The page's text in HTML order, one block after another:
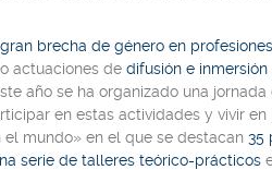
gran brecha de género en
actuaciones de difusión e
año se ha organizado una jornada
en estas actividades y vivir
el mundo» en el que se destacan 35
serie de talleres teórico-prácticos